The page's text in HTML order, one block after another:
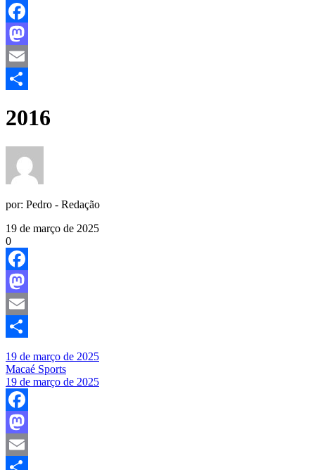
Facebook
Mastodon
Email
2016
por: Pedro - Redação
19 de março de 2025
0
Facebook
Mastodon
Email
19 de março de 2025
Macaé Sports
19 de março de 2025
Facebook
Mastodon
Email